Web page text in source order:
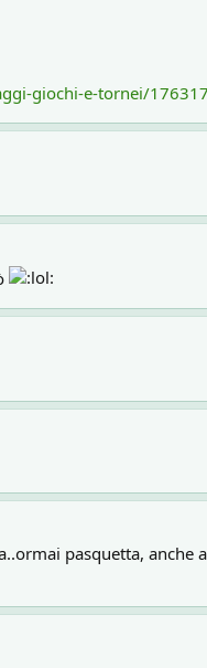
giochi-e-tornei/
pasquetta,